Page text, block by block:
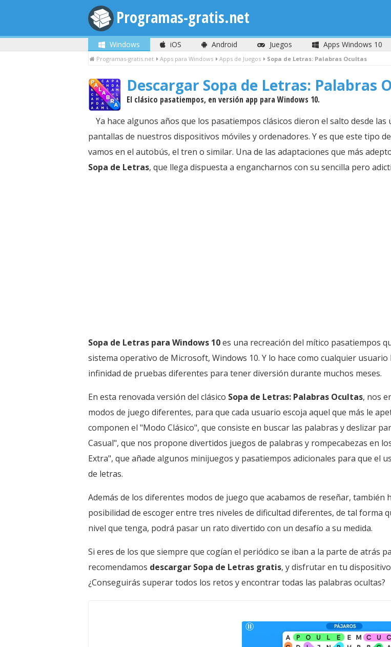
Programas-gratis.net
Windows iOS Android Juegos Apps Windows 10
Programas-gratis.net Apps para Windows Apps de Juegos Sopa de Letras: Palabras Ocultas
Descargar Sopa de Letras: Palabras
El clásico pasatiempos, en versión app para Windows 10.
Ya hace algunos años que los pasatiempos clásicos dieron el salto desde
pantallas de nuestros dispositivos móviles y ordenadores. Y es que este tipo
vamos en el autobús, el tren o similar. Una de las adaptaciones que más
Sopa de Letras, que llega dispuesta a engancharnos con su sencilla pero
Sopa de Letras para Windows 10es una recreación del mítico pasatiempos
sistema operativo de Microsoft, Windows 10. Y lo hace como cualquier
infinidad de pruebas diferentes para tener diversión durante muchos meses.
En esta renovada versión del clásico Sopa de Letras: Palabras Ocultas, nos
modos de juego diferentes, para que cada usuario escoja aquel que más le
componen el "Modo Clásico", que consiste en buscar las palabras y deslizar
Casual", que nos propone divertidos juegos de palabras y rompecabezas en
Extra", que añade algunos minijuegos y pasatiempos adicionales para que el
de letras.
Además de los diferentes modos de juego que acabamos de reseñar, también
posibilidad de escoger entre tres niveles de dificultad diferentes, de tal forma
nivel que tenga, podrá pasar un rato divertido con un desafío a su medida.
Si eres de los que siempre que cogían el periódico se iban a la parte de atrás
recomendamos descargar Sopa de Letras gratis, y disfrutar en tu
¿Conseguirás superar todos los retos y encontrar todas las palabras ocultas?